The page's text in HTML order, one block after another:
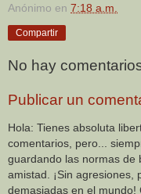
Anónimo en 7:18 a.m.
Compartir
No hay
Publicar un
Hola: Tienes absoluta
comentarios, pero...
guardando las normas de
amistad. ¡Sin agresiones,
demasiadas en el mundo!